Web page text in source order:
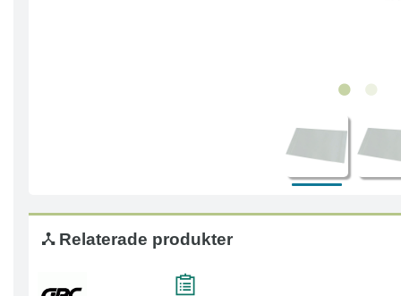
Relaterade produkter